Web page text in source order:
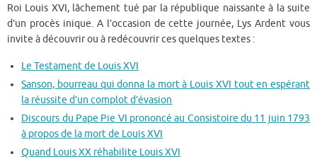
Roi Louis XVI, lâchement tué par la république naissante à la suite
d’un procès inique. A l’occasion de cette journée, Lys Ardent vous
invite à découvrir ou à redécouvrir ces quelques textes :
Le Testament de Louis XVI
Sanson, bourreau qui donna la mort à Louis XVI tout en espérant
la réussite d’un complot d’évasion
Discours du Pape Pie VI prononcé au Consistoire du 11 juin 1793
à propos de la mort de Louis XVI
Quand Louis XX réhabilite Louis XVI